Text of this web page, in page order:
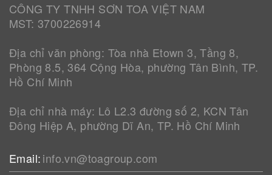
CÔNG TY TNHH SƠN TOA VIỆT NAM
MST: 3700226914
Địa chỉ văn phòng: Tòa nhà Etown 3, Tầng 8,
Phòng 8.5, 364 Cộng Hòa, phường Tân Bình, TP.
Hồ Chí Minh
Địa chỉ nhà máy: Lô L2.3 đường số 2, KCN Tân
Đông Hiệp A, phường Dĩ An, TP. Hồ Chí Minh
Email:info.vn@toagroup.com